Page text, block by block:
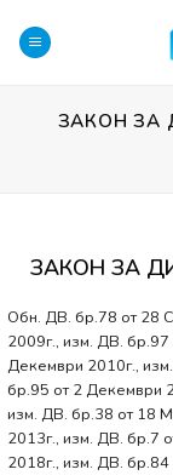
content
ЗАКОН ЗА
ЗАКОН ЗА
Обн. ДВ. бр.78 от 28
2009г., изм. ДВ.
Декември 2010г.,
бр.95 от 2 Декември
изм. ДВ. бр.38 от 18
2013г., изм. ДВ. бр.7
2018г., изм. ДВ.